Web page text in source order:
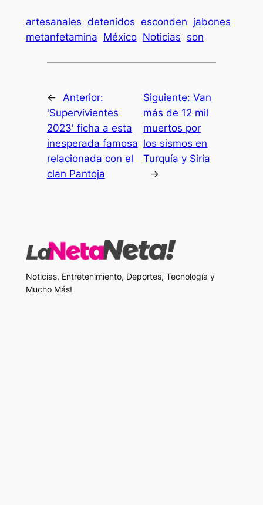
artesanales detenidos esconden jabones
metanfetamina México Noticias son
← Anterior:
'Supervivientes
2023' ficha a esta
inesperada famosa
relacionada con el
clan Pantoja
Siguiente:Van
más de 12 mil
muertos por
los sismos en
Turquía y Siria
→
Noticias, Entretenimiento, Deportes, Tecnología y
Mucho Más!